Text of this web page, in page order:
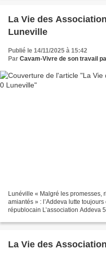
La Vie des
Luneville
Publié le 14/11/2025 à 15:42
Par Cavam-Vivre de son travail
Lunéville « Malgré les promesses,
amiantés » : l’Addeva lutte
républocain L’association Addeva
La Vie des